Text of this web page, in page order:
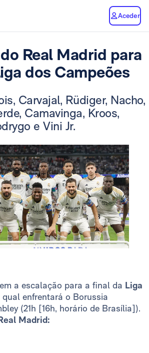
Aceder
Real Madrid para
dos Campeões
Carvajal, Rüdiger, Nacho,
Camavinga, Kroos,
e Vini Jr.
a escalação para a final da Liga
qual enfrentará o Borussia
(21h [16h, horário de Brasília]).
Madrid: